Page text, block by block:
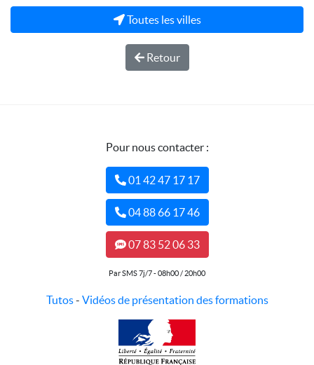
Toutes les villes
Retour
Pour nous contacter :
01 42 47 17 17
04 88 66 17 46
07 83 52 06 33
Par SMS 7j/7 - 08h00 / 20h00
Tutos- Vidéos de présentation des formations